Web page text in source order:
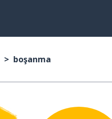
boşanma